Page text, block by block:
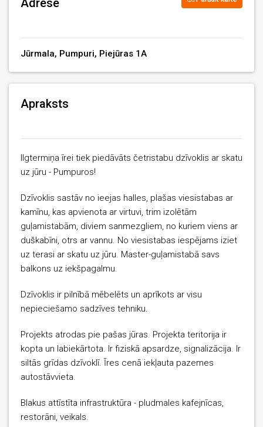
Adrese
Jūrmala, Pumpuri, Piejūras 1A
Apraksts
Ilgtermiņa īrei tiek piedāvāts četristabu dzīvoklis ar skatu
uz jūru - Pumpuros!
Dzīvoklis sastāv no ieejas halles, plašas viesistabas ar
kamīnu, kas apvienota ar virtuvi, trim izolētām
guļamistabām, diviem sanmezgliem, no kuriem viens ar
duškabīni, otrs ar vannu. No viesistabas iespējams iziet
uz terasi ar skatu uz jūru. Master-guļamistabā savs
balkons uz iekšpagalmu.
Dzīvoklis ir pilnībā mēbelēts un aprīkots ar visu
nepieciešamo sadzīves tehniku.
Projekts atrodas pie pašas jūras. Projekta teritorija ir
kopta un labiekārtota. Ir fiziskā apsardze, signalizācija. Ir
siltās grīdas dzīvoklī. Īres cenā iekļauta pazemes
autostāvvieta.
Blakus attīstīta infrastruktūra - pludmales kafejnīcas,
restorāni, veikals.